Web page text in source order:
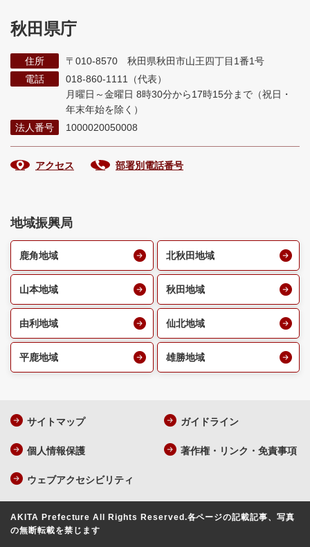
秋田県庁
住所
〒010-8570 秋田県秋田市山王四丁目1番1号
電話
018-860-1111（代表）
月曜日～金曜日 8時30分から17時15分まで （祝日・
年末年始を除く）
法人番号
1000020050008
アクセス 部署別電話番号
地域振興局
鹿角地域 北秋田地域
山本地域 秋田地域
由利地域 仙北地域
平鹿地域 雄勝地域
サイトマップ ガイドライン
個人情報保護 著作権・リンク・免責事項
ウェブアクセシビリティ
AKITA Prefecture All Rights Reserved.各ページの記載記事、写真
の無断転載を禁じます